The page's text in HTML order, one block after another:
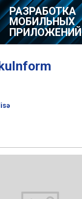
РАЗРАБОТКА
МОБИЛЬНЫХ
ПРИЛОЖЕНИЙ